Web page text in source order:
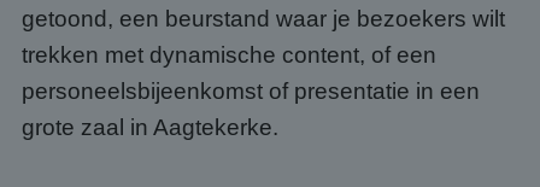
getoond, een beurstand waar je bezoekers wilt
trekken met dynamische content, of een
personeelsbijeenkomst of presentatie in een
grote zaal in Aagtekerke.